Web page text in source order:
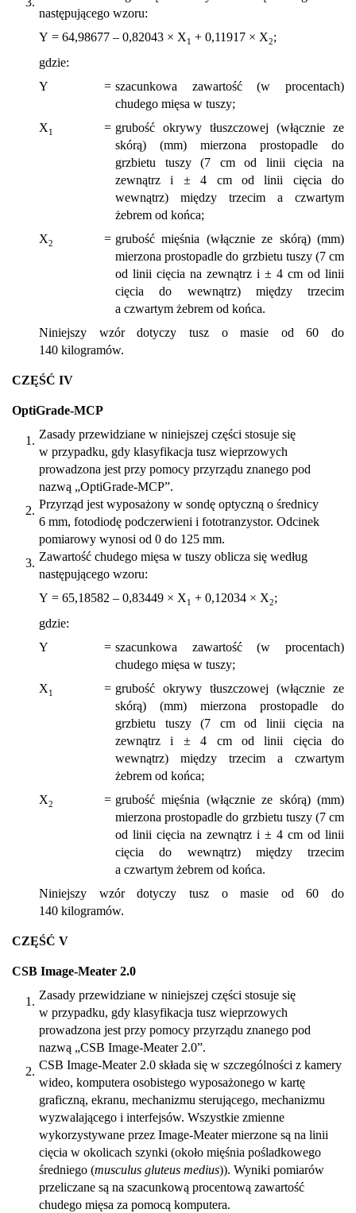
następującego wzoru:
Y = 64,98677 – 0,82043 × X1 + 0,11917 × X2;
gdzie:
Y
= szacunkowa zawartość (w procentach)
chudego mięsa w tuszy;
X1 = grubość okrywy tłuszczowej (włącznie ze
skórą) (mm) mierzona prostopadle do
grzbietu tuszy (7 cm od linii cięcia na
zewnątrz i ± 4 cm od linii cięcia do
wewnątrz) między trzecim a czwartym
żebrem od końca;
X2 = grubość mięśnia (włącznie ze skórą) (mm)
mierzona prostopadle do grzbietu tuszy (7 cm
od linii cięcia na zewnątrz i ± 4 cm od linii
cięcia do wewnątrz) między trzecim
a czwartym żebrem od końca.
Niniejszy wzór dotyczy tusz o masie od 60 do
140 kilogramów.
CZĘŚĆ IV
OptiGrade-MCP
1. Zasady przewidziane w niniejszej części stosuje się
w przypadku, gdy klasyfikacja tusz wieprzowych
prowadzona jest przy pomocy przyrządu znanego pod
nazwą „OptiGrade-MCP”.
2. Przyrząd jest wyposażony w sondę optyczną o średnicy
6 mm, fotodiodę podczerwieni i fototranzystor. Odcinek
pomiarowy wynosi od 0 do 125 mm.
3. Zawartość chudego mięsa w tuszy oblicza się według
następującego wzoru:
Y = 65,18582 – 0,83449 × X1 + 0,12034 × X2;
gdzie:
Y
= szacunkowa zawartość (w procentach)
chudego mięsa w tuszy;
X1 = grubość okrywy tłuszczowej (włącznie ze
skórą) (mm) mierzona prostopadle do
grzbietu tuszy (7 cm od linii cięcia na
zewnątrz i ± 4 cm od linii cięcia do
wewnątrz) między trzecim a czwartym
żebrem od końca;
X2 = grubość mięśnia (włącznie ze skórą) (mm)
mierzona prostopadle do grzbietu tuszy (7 cm
od linii cięcia na zewnątrz i ± 4 cm od linii
cięcia do wewnątrz) między trzecim
a czwartym żebrem od końca.
Niniejszy wzór dotyczy tusz o masie od 60 do
140 kilogramów.
CZĘŚĆ V
CSB Image-Meater 2.0
1. Zasady przewidziane w niniejszej części stosuje się
w przypadku, gdy klasyfikacja tusz wieprzowych
prowadzona jest przy pomocy przyrządu znanego pod
nazwą „CSB Image-Meater 2.0”.
2. CSB Image-Meater 2.0 składa się w szczególności z kamery
wideo, komputera osobistego wyposażonego w kartę
graficzną, ekranu, mechanizmu sterującego, mechanizmu
wyzwalającego i interfejsów. Wszystkie zmienne
wykorzystywane przez Image-Meater mierzone są na linii
cięcia w okolicach szynki (około mięśnia pośladkowego
średniego (musculus gluteus medius)). Wyniki pomiarów
przeliczane są na szacunkową procentową zawartość
chudego mięsa za pomocą komputera.